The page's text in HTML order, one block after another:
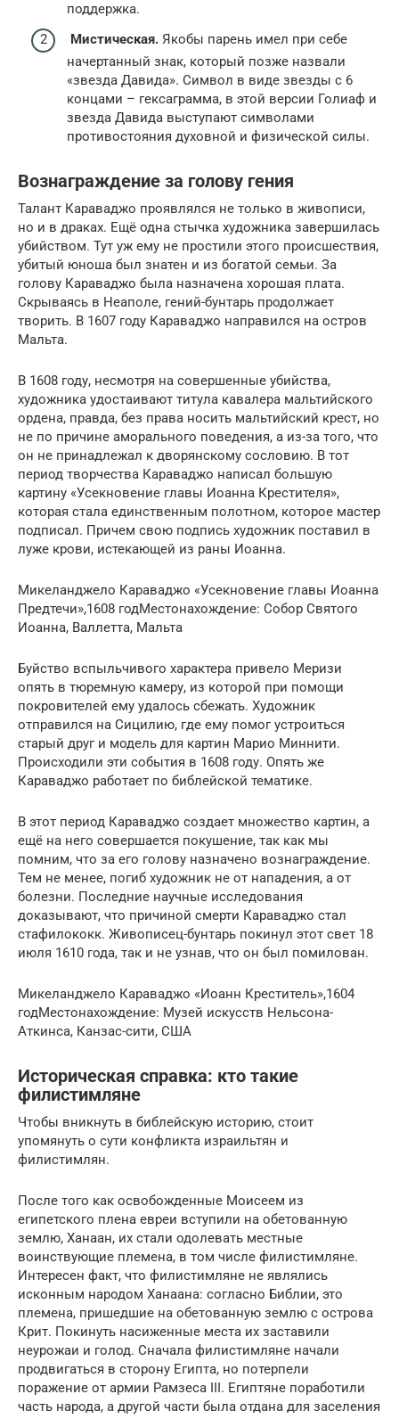
поддержка.
Мистическая. Якобы парень имел при себе
начертанный знак, который позже назвали
«звезда Давида». Символ в виде звезды с 6
концами – гексаграмма, в этой версии Голиаф и
звезда Давида выступают символами
противостояния духовной и физической силы.
Вознаграждение за голову гения
Талант Караваджо проявлялся не только в живописи,
но и в драках. Ещё одна стычка художника завершилась
убийством. Тут уж ему не простили этого происшествия,
убитый юноша был знатен и из богатой семьи. За
голову Караваджо была назначена хорошая плата.
Скрываясь в Неаполе, гений-бунтарь продолжает
творить. В 1607 году Караваджо направился на остров
Мальта.
В 1608 году, несмотря на совершенные убийства,
художника удостаивают титула кавалера мальтийского
ордена, правда, без права носить мальтийский крест, но
не по причине аморального поведения, а из-за того, что
он не принадлежал к дворянскому сословию. В тот
период творчества Караваджо написал большую
картину «Усекновение главы Иоанна Крестителя»,
которая стала единственным полотном, которое мастер
подписал. Причем свою подпись художник поставил в
луже крови, истекающей из раны Иоанна.
Микеланджело Караваджо «Усекновение главы Иоанна
Предтечи»,1608 годМестонахождение: Собор Святого
Иоанна, Валлетта, Мальта
Буйство вспыльчивого характера привело Меризи
опять в тюремную камеру, из которой при помощи
покровителей ему удалось сбежать. Художник
отправился на Сицилию, где ему помог устроиться
старый друг и модель для картин Марио Миннити.
Происходили эти события в 1608 году. Опять же
Караваджо работает по библейской тематике.
В этот период Караваджо создает множество картин, а
ещё на него совершается покушение, так как мы
помним, что за его голову назначено вознаграждение.
Тем не менее, погиб художник не от нападения, а от
болезни. Последние научные исследования
доказывают, что причиной смерти Караваджо стал
стафилококк. Живописец-бунтарь покинул этот свет 18
июля 1610 года, так и не узнав, что он был помилован.
Микеланджело Караваджо «Иоанн Креститель»,1604
годМестонахождение: Музей искусств Нельсона-
Аткинса, Канзас-сити, США
Историческая справка: кто такие
филистимляне
Чтобы вникнуть в библейскую историю, стоит
упомянуть о сути конфликта израильтян и
филистимлян.
После того как освобожденные Моисеем из
египетского плена евреи вступили на обетованную
землю, Ханаан, их стали одолевать местные
воинствующие племена, в том числе филистимляне.
Интересен факт, что филистимляне не являлись
исконным народом Ханаана: согласно Библии, это
племена, пришедшие на обетованную землю с острова
Крит. Покинуть насиженные места их заставили
неурожаи и голод. Сначала филистимляне начали
продвигаться в сторону Египта, но потерпели
поражение от армии Рамзеса III. Египтяне поработили
часть народа, а другой части была отдана для заселения